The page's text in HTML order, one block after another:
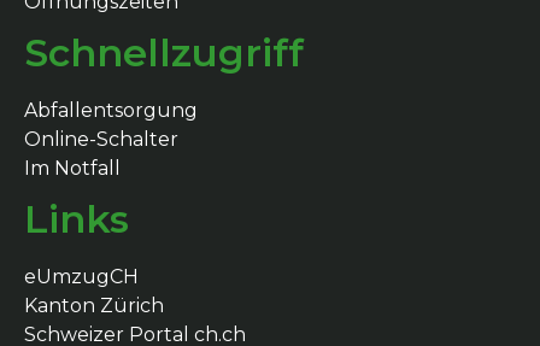
Schnellzugriff
Abfallentsorgung
Online-Schalter
Im Notfall
Links
eUmzugCH
Kanton Zürich
Schweizer Portal ch.ch